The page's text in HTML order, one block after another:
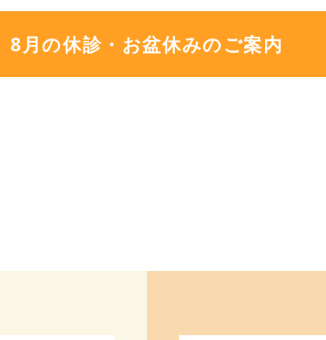
8月の休診・お盆休みのご案内